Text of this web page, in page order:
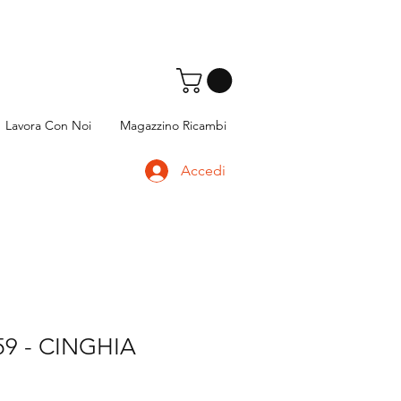
Lavora Con Noi Magazzino Ricambi
Accedi
- CINGHIA